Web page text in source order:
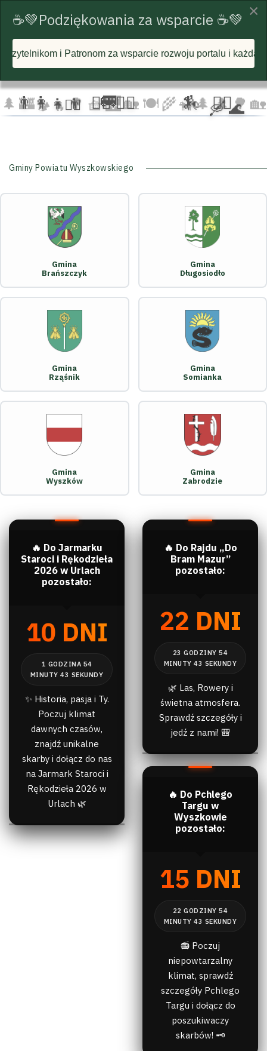
☁️ 🦅
☁️
🦅 🦅 ☁️
🌲 🏰🏕️ 🔥🌳 🧺🌉🏡 🍽️🌾🐄🌲 🌲🌳 🏡
🚐 🚴‍♂️
🏇 🛶 🌊
🚴‍♀️ 🏃‍♂️ 🏃‍♀️
👨‍👩‍👧‍👦
Gminy Powiatu Wyszkowskiego
Gmina
Brańszczyk
Gmina
Długosiodło
Gmina
Rząśnik
Gmina
Somianka
Gmina
Wyszków
Gmina
Zabrodzie
🔥 Do Jarmarku
Staroci i Rękodzieła
2026 w Urlach
pozostało:
10 DNI
✨ Historia, pasja i Ty.
Poczuj klimat
dawnych czasów,
znajdź unikalne
skarby i dołącz do nas
na Jarmark Staroci i
Rękodzieła 2026 w
Urlach 🌿
🔥 Do Rajdu „Do
Bram Mazur”
pozostało:
22 DNI
🌿 Las, Rowery i
świetna atmosfera.
Sprawdź szczegóły i
jedź z nami! 🎒
🔥 Do Pchlego
Targu w
Wyszkowie
pozostało:
15 DNI
📻 Poczuj
niepowtarzalny
klimat, sprawdź
szczegóły Pchlego
Targu i dołącz do
poszukiwaczy
skarbów! 🗝️
×
☕💚Podziękowania za wsparcie ☕💚
za wsparcie rozwoju portalu i każdą postawioną